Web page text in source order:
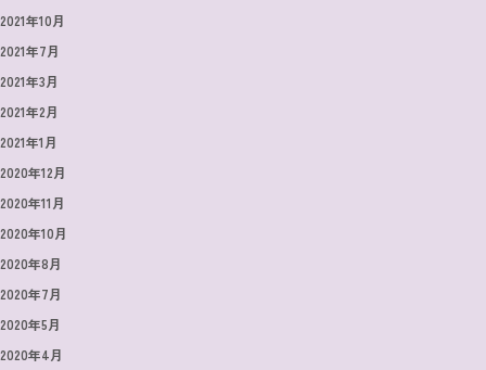
2021年10月
2021年7月
2021年3月
2021年2月
2021年1月
2020年12月
2020年11月
2020年10月
2020年8月
2020年7月
2020年5月
2020年4月